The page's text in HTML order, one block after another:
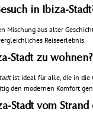
in Ibiza-
Mischung aus alter
Reiseerlebnis.
Stadt zu wohnen?
ist ideal für alle, die in die
den modernen Komfort
Stadt vom Strand